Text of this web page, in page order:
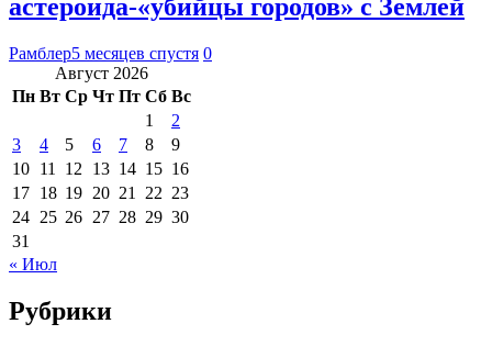
астероида-«убийцы городов» с Землей
Рамблер5 месяцев спустя 0
Август 2026
Пн Вт Ср Чт Пт Сб Вс
1
2
3
4 5 6 7 8
9
10 11 12 13 14 15 16
17 18 19 20 21 22 23
24 25 26 27 28 29 30
31
« Июл
Рубрики